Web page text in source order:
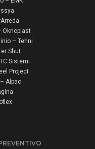
Oknoplast
– Tehni
Shut
Sistemi
Project
Alpac